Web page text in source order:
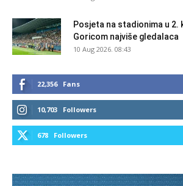
Posjeta na stadionima u 2.
Goricom najviše gledalaca
10 Aug 2026. 08:43
22,356 Fans
10,703 Followers
678 Followers